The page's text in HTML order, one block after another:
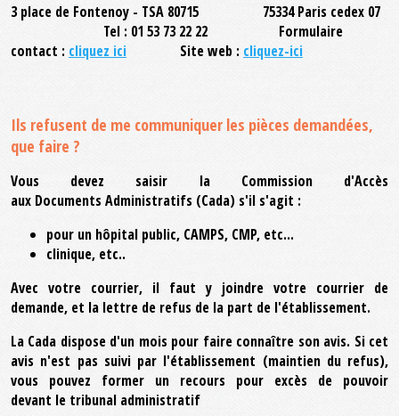
3 place de Fontenoy - TSA 80715 75334 Paris cedex 07
Tel : 01 53 73 22 22 Formulaire
contact : cliquez ici Site web : cliquez-ici
Ils refusent de me communiquer les pièces demandées,
que faire ?
Vous devez saisir la Commission d'Accès
aux Documents Administratifs (Cada) s'il s'agit :
pour un hôpital public, CAMPS, CMP, etc...
clinique, etc..
Avec votre courrier, il faut y joindre votre courrier de
demande, et la lettre de refus de la part de l'établissement.
La Cada dispose d'un mois pour faire connaître son avis. Si cet
avis n'est pas suivi par l'établissement (maintien du refus),
vous pouvez former un recours pour excès de pouvoir
devant le tribunal administratif